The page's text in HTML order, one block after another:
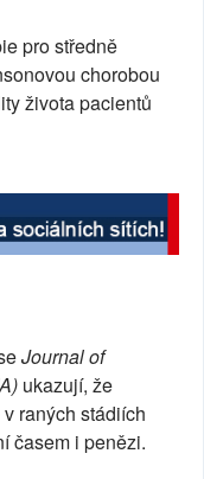
pro středně
chorobou
života pacientů
Journal of
ukazují, že
raných stádiích
časem i penězi.